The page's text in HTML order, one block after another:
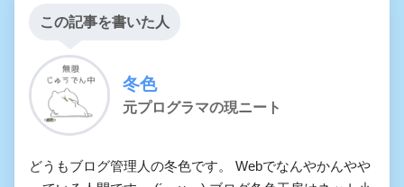
この記事を書いた人
冬色
元プログラマの現ニート
どうもブログ管理人の冬色です。 Webでなんやかんやや